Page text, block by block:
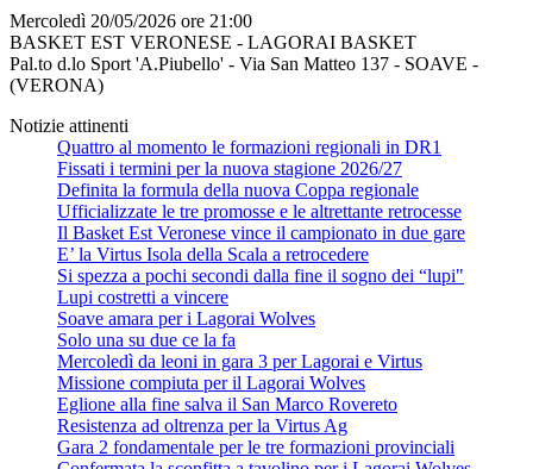
Mercoledì 20/05/2026 ore 21:00
BASKET EST VERONESE - LAGORAI BASKET
Pal.to d.lo Sport 'A.Piubello' - Via San Matteo 137 - SOAVE -
(VERONA)
Notizie attinenti
Quattro al momento le formazioni regionali in DR1
Fissati i termini per la nuova stagione 2026/27
Definita la formula della nuova Coppa regionale
Ufficializzate le tre promosse e le altrettante retrocesse
Il Basket Est Veronese vince il campionato in due gare
E’ la Virtus Isola della Scala a retrocedere
Si spezza a pochi secondi dalla fine il sogno dei “lupi"
Lupi costretti a vincere
Soave amara per i Lagorai Wolves
Solo una su due ce la fa
Mercoledì da leoni in gara 3 per Lagorai e Virtus
Missione compiuta per il Lagorai Wolves
Eglione alla fine salva il San Marco Rovereto
Resistenza ad oltrenza per la Virtus Ag
Gara 2 fondamentale per le tre formazioni provinciali